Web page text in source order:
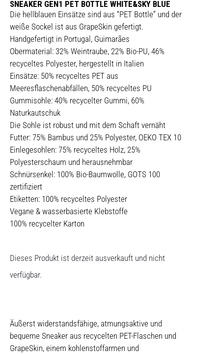
SNEAKER GEN1 PET BOTTLE WHITE&SKY BLUE
Die hellblauen Einsätze sind aus “PET Bottle” und der
weiße Sockel ist aus GrapeSkin gefertigt.
Handgefertigt in Portugal, Guimarães
Obermaterial: 32% Weintraube, 22% Bio-PU, 46%
recyceltes Polyester, hergestellt in Italien
Einsätze: 50% recyceltes PET aus
Meeresflaschenabfällen, 50% recyceltes PU
Gummisohle: 40% recycelter Gummi, 60%
Naturkautschuk
Die Sohle ist robust und mit dem Schaft vernäht
Futter: 75% Bambus und 25% Polyester, OEKO TEX 10
Einlegesohlen: 75% recyceltes Holz, 25%
Polyesterschaum und herausnehmbar
Schnürsenkel: 100% Bio-Baumwolle, GOTS 100
zertifiziert
Etiketten: 100% recyceltes Polyester
Vegane & wasserbasierte Klebstoffe
100% recycelter Karton
Dieses Produkt ist derzeit ausverkauft und nicht
verfügbar.
Äußerst widerstandsfähige, atmungsaktive und
bequeme Sneaker aus recycelten PET-Flaschen und
GrapeSkin, einem kohlenstoffarmen und